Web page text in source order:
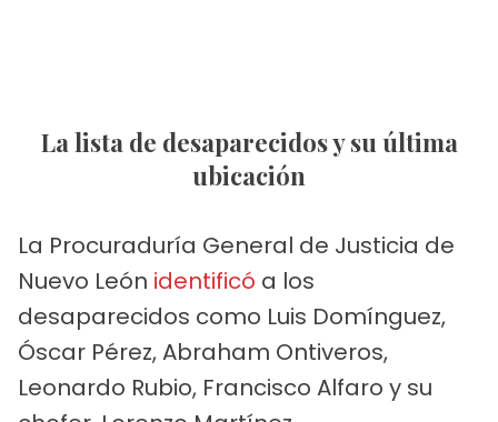
La lista de desaparecidos y su última
ubicación
La Procuraduría General de Justicia de
Nuevo León identificó a los
desaparecidos como Luis Domínguez,
Óscar Pérez, Abraham Ontiveros,
Leonardo Rubio, Francisco Alfaro y su